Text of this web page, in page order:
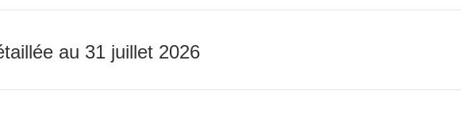
au 31 juillet 2026